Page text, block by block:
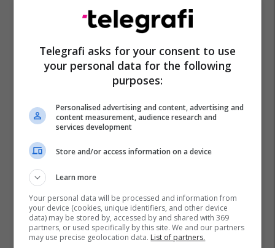
Telegrafi asks for your consent to use
your personal data for the following
purposes:
Personalised advertising and content, advertising and
content measurement, audience research and
services development
Store and/or access information on a device
Learn more
Your personal data will be processed and information from
your device (cookies, unique identifiers, and other device
data) may be stored by, accessed by and shared with 369
partners, or used specifically by this site. We and our partners
may use precise geolocation data. List of partners.